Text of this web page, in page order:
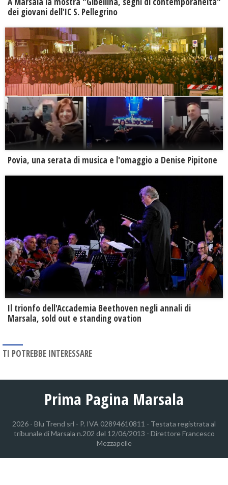
dei giovani dell'IC S. Pellegrino
Povia, una serata di musica e l'omaggio a Denise Pipitone
Il trionfo dell'Accademia Beethoven negli annali di
Marsala, sold out e standing ovation
TI POTREBBE INTERESSARE
Prima Pagina Marsala
2026 - Blu Trend srl - P. IVA 02894610811 - Testata registrata al
tribunale di Marsala n.202 del 12/06/2013 - Direttore Francesco
Mezzapelle